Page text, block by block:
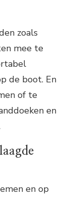
zoals
mee te
de boot. En
of te
en
en op